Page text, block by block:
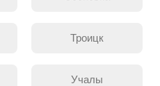
Троицк
Учалы